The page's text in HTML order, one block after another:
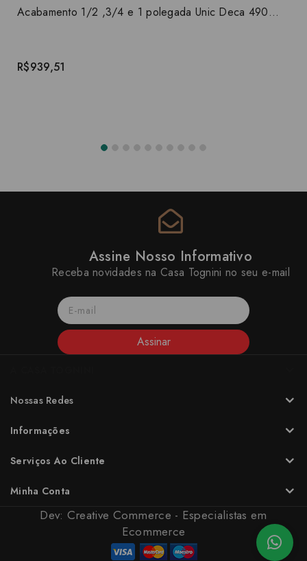
Acabamento 1/2 ,3/4 e 1 polegada Unic Deca 4900.C90.PQ
R$939,51
Assine Nosso Informativo
Receba novidades na Casa Tognini no seu e-mail
Assinar
Nossas Redes
Informações
Serviços Ao Cliente
Minha Conta
Dev: Creative Commerce - Especialistas em
Ecommerce